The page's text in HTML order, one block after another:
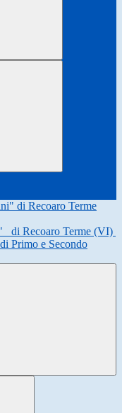
di Recoaro Terme (VI)
Primo e Secondo